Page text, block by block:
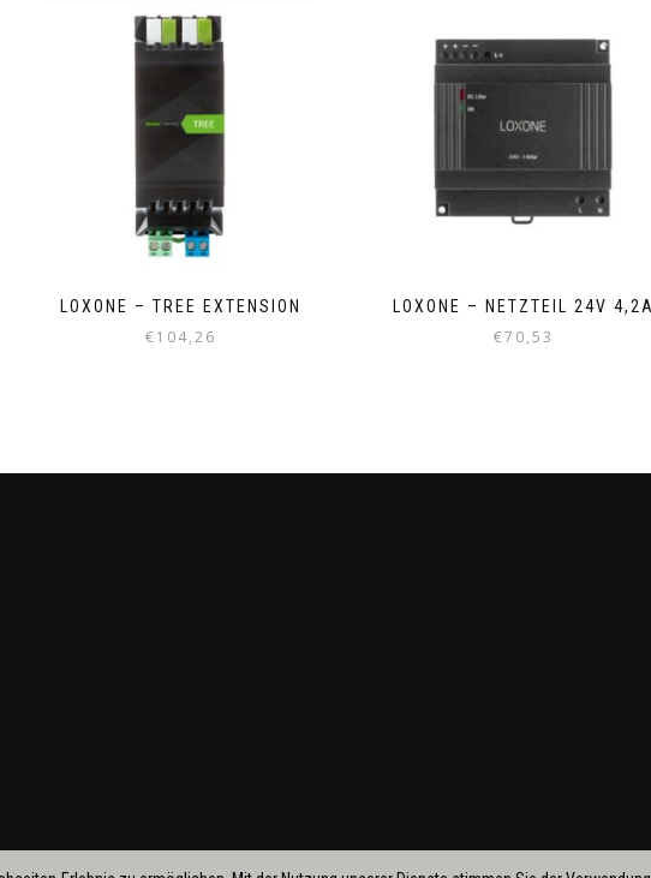
LOXONE – TREE EXTENSION
€104,26
LOXONE – NETZTEIL 24V 4,2A
€70,53